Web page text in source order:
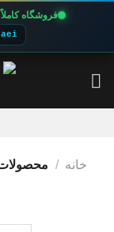
فروشگاه
خانه /